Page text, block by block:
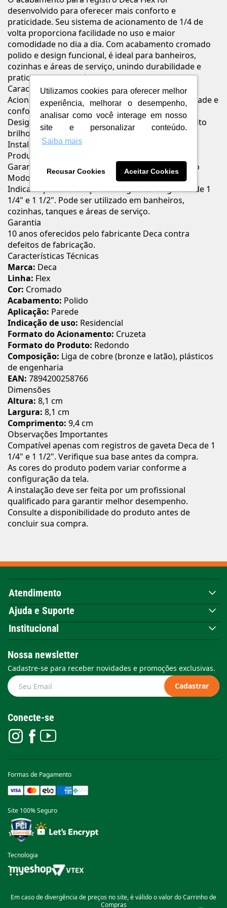
Utilizamos cookies para oferecer melhor
experiência, melhorar o desempenho,
analisar como você interage em nosso
site e personalizar conteúdo.
Saiba mais
Recusar Cookies Aceitar Cookies
desenvolvido para oferecer mais conforto e
praticidade. Seu sistema de acionamento de 1/4 de
volta proporciona facilidade no uso e maior
comodidade no dia a dia. Com acabamento cromado
polido e design funcional, é ideal para banheiros,
cozinhas e áreas de serviço, unindo durabilidade e
praticidade em um único produto.
Características e Benefícios
Acionamento de 1/4 de volta que garante praticidade e
conforto
Design funcional com acabamento cromado de alto
brilho
Instalação simples e manutenção facilitada
Produto resistente e durável, fabricado pela Deca
Garantia de 10 anos contra defeitos de fabricação
Modo de Uso / Aplicação
Indicado para instalação em registros de gaveta de 1
1/4" e 1 1/2". Pode ser utilizado em banheiros,
cozinhas, tanques e áreas de serviço.
Garantia
10 anos oferecidos pelo fabricante Deca contra
defeitos de fabricação.
Características Técnicas
Marca: Deca
Linha: Flex
Cor: Cromado
Acabamento: Polido
Aplicação: Parede
Indicação de uso: Residencial
Formato do Acionamento: Cruzeta
Formato do Produto: Redondo
Composição: Liga de cobre (bronze e latão), plásticos
de engenharia
EAN: 7894200258766
Dimensões
Altura: 8,1 cm
Largura: 8,1 cm
Comprimento: 9,4 cm
Observações Importantes
Compatível apenas com registros de gaveta Deca de 1
1/4" e 1 1/2". Verifique sua base antes da compra.
As cores do produto podem variar conforme a
configuração da tela.
A instalação deve ser feita por um profissional
qualificado para garantir melhor desempenho.
Consulte a disponibilidade do produto antes de
concluir sua compra.
Atendimento
Ajuda e Suporte
Institucional
Nossa newsletter
Cadastre-se para receber novidades e promoções exclusivas.
Cadastrar
Conecte-se
Formas de Pagamento
Site 100% Seguro
Tecnologia
Em caso de divergência de preços no site, é válido o valor do Carrinho de
Compras